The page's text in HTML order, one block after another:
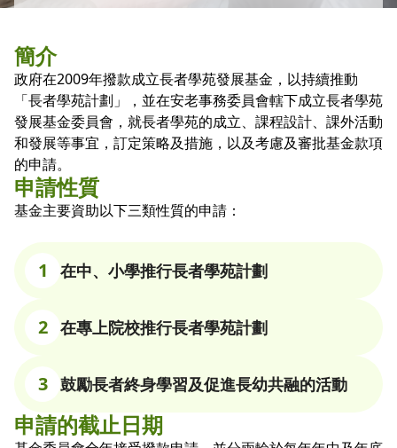
簡介
政府在2009年撥款成立長者學苑發展基金，以持續推動
「長者學苑計劃」，並在安老事務委員會轄下成立長者學苑
發展基金委員會，就長者學苑的成立、課程設計、課外活動
和發展等事宜，訂定策略及措施，以及考慮及審批基金款項
的申請。
申請性質
基金主要資助以下三類性質的申請：
1 在中、小學推行長者學苑計劃
2 在專上院校推行長者學苑計劃
3 鼓勵長者終身學習及促進長幼共融的活動
申請的截止日期